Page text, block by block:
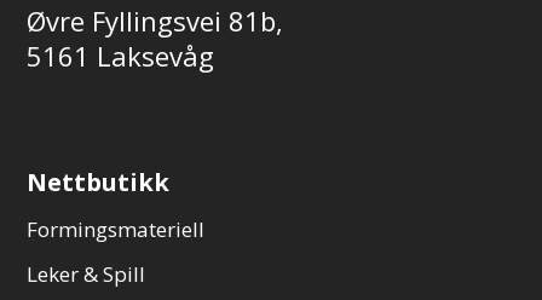
Øvre Fyllingsvei 81b,
5161 Laksevåg
Nettbutikk
Formingsmateriell
Leker & Spill